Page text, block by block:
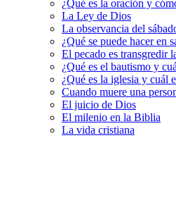
¿Qué es la oración y
La Ley de Dios
La observancia del
¿Qué se puede hacer en
El pecado es transgredir
¿Qué es el bautismo y
¿Qué es la iglesia y cuál
Cuando muere una
El juicio de Dios
El milenio en la Biblia
La vida cristiana